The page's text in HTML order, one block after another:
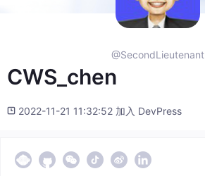
@SecondLieutenant
CWS_chen
2022-11-21 11:32:52 加入 DevPress